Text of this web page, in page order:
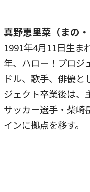
真野恵里菜（まの・
1991年4月11日生ま
年、ハロー！プロジ
ドル、歌手、俳優
ジェクト卒業後は、
サッカー選手・柴崎
インに拠点を移す。